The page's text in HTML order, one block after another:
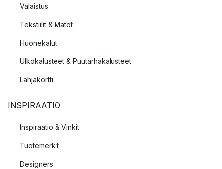
Valaistus
Tekstiilit & Matot
Huonekalut
Ulkokalusteet & Puutarhakalusteet
Lahjakortti
INSPIRAATIO
Inspiraatio & Vinkit
Tuotemerkit
Designers